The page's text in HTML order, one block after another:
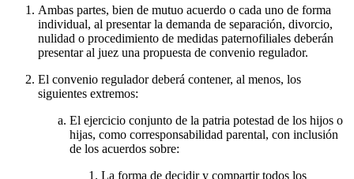
Ambas partes, bien de mutuo acuerdo o cada uno de forma
individual, al presentar la demanda de separación, divorcio,
nulidad o procedimiento de medidas paternofiliales deberán
presentar al juez una propuesta de convenio regulador.
El convenio regulador deberá contener, al menos, los
siguientes extremos:
El ejercicio conjunto de la patria potestad de los hijos o
hijas, como corresponsabilidad parental, con inclusión
de los acuerdos sobre:
La forma de decidir y compartir todos los